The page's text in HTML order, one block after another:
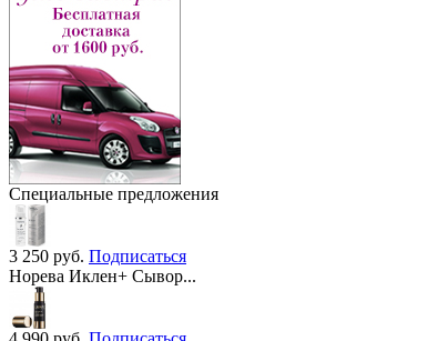
Специальные предложения
3 250 руб. Подписаться
Норева Иклен+ Сывор...